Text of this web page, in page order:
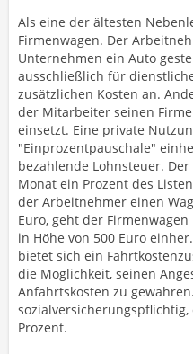
Als eine der ältesten
Firmenwagen. Der
Unternehmen ein Auto
ausschließlich für
zusätzlichen Kosten an.
der Mitarbeiter seinen
einsetzt. Eine private
"Einprozentpauschale"
bezahlende Lohnsteuer.
Monat ein Prozent des
der Arbeitnehmer einen
Euro, geht der
in Höhe von 500 Euro
bietet sich ein
die Möglichkeit, seinen
Anfahrtskosten zu
Prozent.